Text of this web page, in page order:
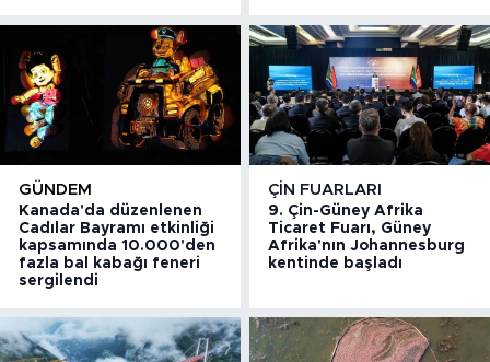
GÜNDEM
Kanada'da düzenlenen
Cadılar Bayramı etkinliği
kapsamında 10.000'den
fazla bal kabağı feneri
sergilendi
ÇIN FUARLARI
9. Çin-Güney Afrika
Ticaret Fuarı, Güney
Afrika'nın Johannesburg
kentinde başladı